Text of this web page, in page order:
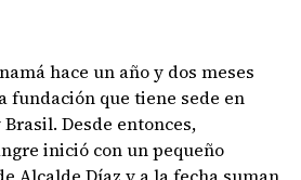
hace un año y dos meses
fundación que tiene sede en
Desde entonces,
inició con un pequeño